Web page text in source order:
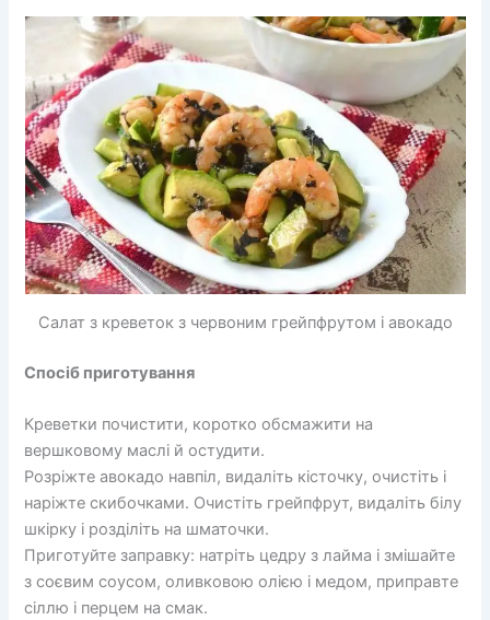
Салат з креветок з червоним грейпфрутом і авокадо
Спосіб приготування
Креветки почистити, коротко обсмажити на
вершковому маслі й остудити.
Розріжте авокадо навпіл, видаліть кісточку, очистіть і
наріжте скибочками. Очистіть грейпфрут, видаліть білу
шкірку і розділіть на шматочки.
Приготуйте заправку: натріть цедру з лайма і змішайте
з соєвим соусом, оливковою олією і медом, приправте
сіллю і перцем на смак.